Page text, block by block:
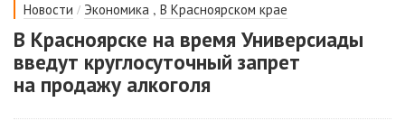
Новости / Экономика , В Красноярском крае
В Красноярске на время Универсиады
введут круглосуточный запрет
на продажу алкоголя